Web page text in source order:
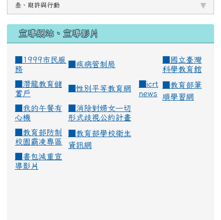
叁、期許與行動
宣導網站、宣導影片
■1999市民服
務
疾病管制局
國立臺灣
科學教育館
潛龍教育儲
蓄戶
性別平等教育網
icrt
news
教育部筆
順學習網
我的午餐有
心機
消除對婦女一切
形式歧視公約計畫
教育部防制
校園霸凌專區
教育部學校衛生
資訊網
書包減重宣
導影片